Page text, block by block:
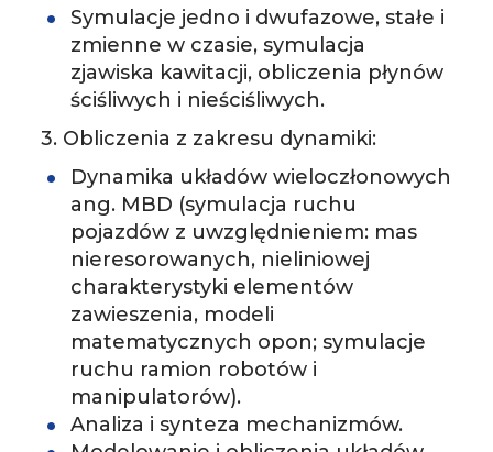
­Symulacje jedno i dwufazowe, stałe i
zmienne w czasie, symulacja
zjawiska kawitacji, obliczenia płynów
ściśliwych i nieściśliwych.
3. Obliczenia z zakresu dynamiki:
­Dynamika układów wieloczłonowych
ang. MBD (symulacja ruchu
pojazdów z uwzględnieniem: mas
nieresorowanych, nieliniowej
charakterystyki elementów
zawieszenia, modeli
matematycznych opon; symulacje
ruchu ramion robotów i
manipulatorów).
Analiza i synteza mechanizmów.